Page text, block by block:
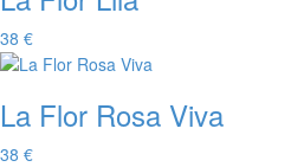
38 €
La Flor Rosa Viva
38 €